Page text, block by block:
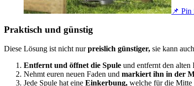
📌 Pin
Praktisch und günstig
Diese Lösung ist nicht nurpreislich günstiger, sie kann
Entfernt und öffnet die Spule und entfernt den alten
Nehmt euren neuen Faden und markiert ihn in der
Jede Spule hat eine Einkerbung, welche für die Mitte